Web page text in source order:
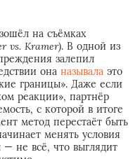
на съёмках
vs. Kramer). В одной из
залепил
она называла это
границы». Даже если
реакции», партнёр
с которой в итоге
метод перестаёт быть
менять условия
не всё, что выглядит